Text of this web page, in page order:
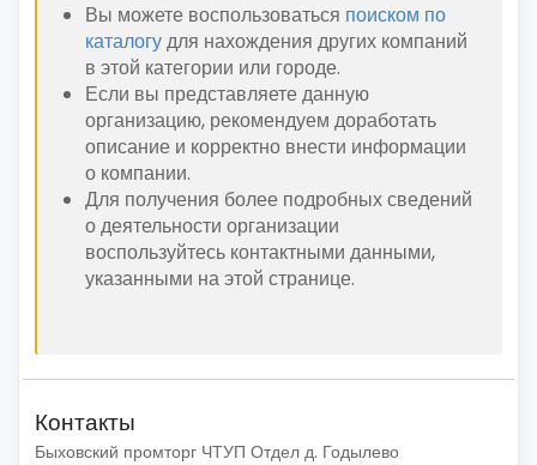
Вы можете воспользоваться поиском по
каталогудля нахождения других компаний
в этой категории или городе.
Если вы представляете данную
организацию, рекомендуем доработать
описание и корректно внести информации
о компании.
Для получения более подробных сведений
о деятельности организации
воспользуйтесь контактными данными,
указанными на этой странице.
Контакты
Быховский промторг ЧТУП Отдел д. Годылево